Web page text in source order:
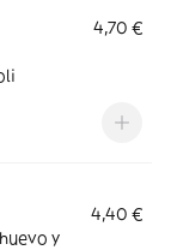
4,70 €
4,40 €
y